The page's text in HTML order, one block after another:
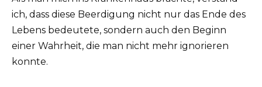
ich, dass diese Beerdigung nicht nur das Ende des
Lebens bedeutete, sondern auch den Beginn
einer Wahrheit, die man nicht mehr ignorieren
konnte.